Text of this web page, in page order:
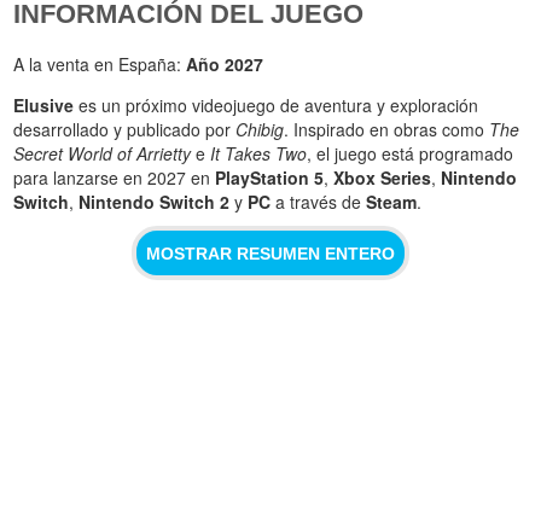
INFORMACIÓN DEL JUEGO
A la venta en España:Año 2027
Elusive es un próximo videojuego de aventura y exploración
desarrollado y publicado por Chibig. Inspirado en obras como The
Secret World of ArriettyeIt Takes Two, el juego está programado
para lanzarse en 2027 en PlayStation 5,Xbox Series, Nintendo
Switch, Nintendo Switch 2 y PC a través deSteam.
MOSTRAR RESUMEN ENTERO